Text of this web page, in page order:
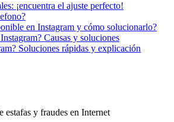
¡encuentra el ajuste perfecto!
en Instagram y cómo solucionarlo?
Causas y soluciones
Soluciones rápidas y explicación
y fraudes en Internet